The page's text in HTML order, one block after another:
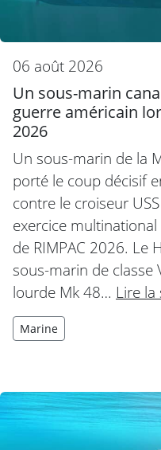
06 août 2026
Un sous-marin
guerre américain
2026
Un sous-marin de la
porté le coup décisif
contre le croiseur
exercice
de RIMPAC 2026. Le
sous-marin de classe
lourde Mk 48… Lire
Marine